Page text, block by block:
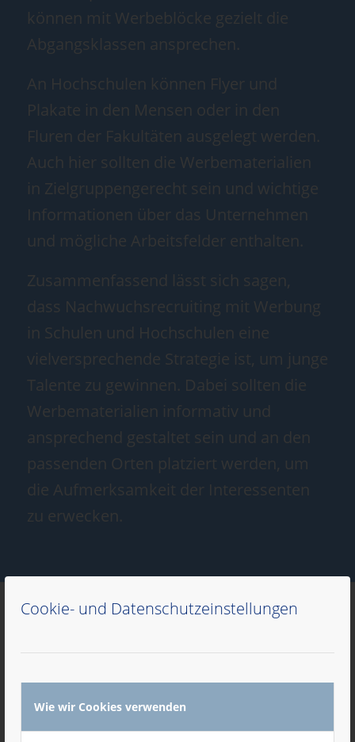
Cookie- und Datenschutzeinstellungen
Wie wir Cookies verwenden
können mit Werbeblöcke gezielt die
Abgangsklassen ansprechen.
An Hochschulen können Flyer und
Plakate in den Mensen oder in den
Fluren der Fakultäten ausgelegt werden.
Auch hier sollten die Werbematerialien
in Zielgruppengerecht sein und wichtige
Informationen über das Unternehmen
und mögliche Arbeitsfelder enthalten.
Zusammenfassend lässt sich sagen,
dass Nachwuchsrecruiting mit Werbung
in Schulen und Hochschulen eine
vielversprechende Strategie ist, um junge
Talente zu gewinnen. Dabei sollten die
Werbematerialien informativ und
ansprechend gestaltet sein und an den
passenden Orten platziert werden, um
die Aufmerksamkeit der Interessenten
zu erwecken.